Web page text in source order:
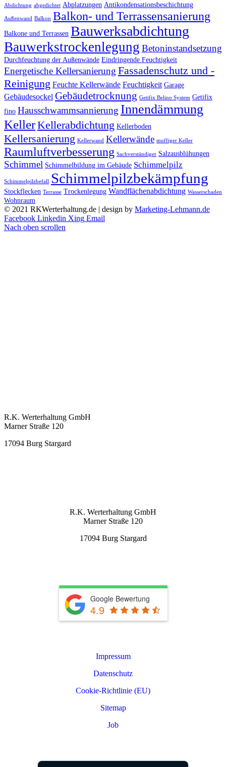
Abdichtung abgedichtet Abplatzungen Antikondensationsbeschichtung
Außenwand Balkon Balkon- und Terrassensanierung
Balkone und Terrassen Bauwerksabdichtung
Bauwerkstrockenlegung Betoninstandsetzung
Durchfeuchtung der Außenwände Eindringende Feuchtigkeit
Energetische Kellersanierung Fassadenschutz und -
Reinigung Feuchte Kellerwände Feuchtigkeit Garage
Gebäudesockel Gebäudetrocknung Getifix Belino System Getifix
fino Hausschwammsannierung Innendämmung
KellerKellerabdichtung Kellerboden
Kellersanierung Kellerwand Kellerwände muffiger Keller
Raumluftverbesserung Sachverständiger Salzausblühungen
Schimmel Schimmelbildung im Gebäude Schimmelpilz
Schimmelpilzbefall Schimmelpilzbekämpfung
Stockflecken Terrasse Trockenlegung Wandflächenabdichtung Wasserschaden
Wohnraum
© 2021 RKWerterhaltung.de | design by Marketing-Lehmann.de
Facebook Linkedin Xing Email
Nach oben scrollen
R.K. Werterhaltung GmbH
Marner Straße 120
17094 Burg Stargard
R.K. Werterhaltung GmbH
Marner Straße 120
17094 Burg Stargard
Google Bewertung
4.9
Impressum
Datenschutz
Cookie-Richtlinie (EU)
Sitemap
Job